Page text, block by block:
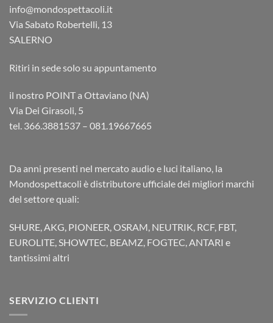
info@mondospettacoli.it
Via Sabato Robertelli, 13
SALERNO
Ritiri in sede solo su appuntamento
il nostro POINT a Ottaviano (NA)
Via Dei Girasoli, 5
tel. 366.3881537 – 081.19667665
Da anni presenti nel mercato audio e luci italiano, la
Mondospettacoli è distributore ufficiale dei migliori marchi
del settore quali:
SHURE, AKG, PIONEER, OSRAM, NEUTRIK, RCF, FBT,
EUROLITE, SHOWTEC, BEAMZ, FOGTEC, ANTARI e
tantissimi altri
SERVIZIO CLIENTI